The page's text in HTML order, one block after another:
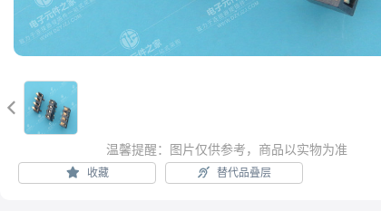

温馨提醒：图片仅供参考，商品以实物为准
收藏 替代品叠层